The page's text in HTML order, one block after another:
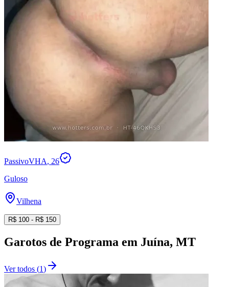
PassivoVHA, 26
Guloso
Vilhena
R$ 100 - R$ 150
Garotos de Programa em Juína, MT
Ver todos (1)